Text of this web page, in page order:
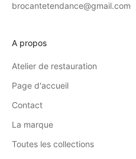
brocantetendance@gmail.com
A propos
Atelier de restauration
Page d'accueil
Contact
La marque
Toutes les collections